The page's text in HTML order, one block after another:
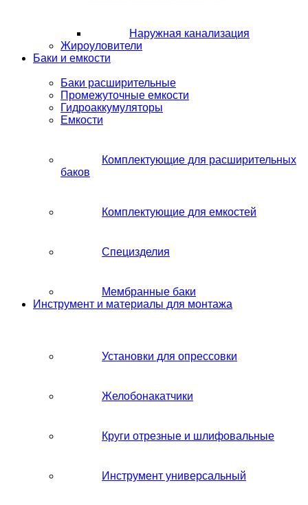
Наружная канализация
Жироуловители
Баки и емкости
Баки расширительные
Промежуточные емкости
Гидроаккумуляторы
Емкости
Комплектующие для расширительных
баков
Комплектующие для емкостей
Специзделия
Мембранные баки
Инструмент и материалы для монтажа
Установки для опрессовки
Желобонакатчики
Круги отрезные и шлифовальные
Инструмент универсальный